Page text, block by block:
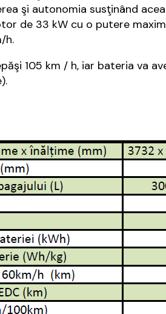
şi autonomia susţinând
de 33 kW cu o putere
h.
105 km / h, iar bateria va